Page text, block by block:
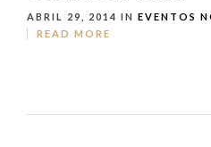
ABRIL 29, 2014 IN EVENTOS
READ MORE